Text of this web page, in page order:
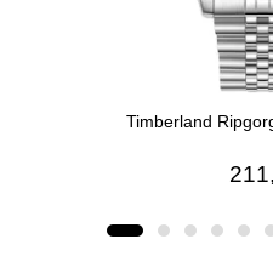
Timberland